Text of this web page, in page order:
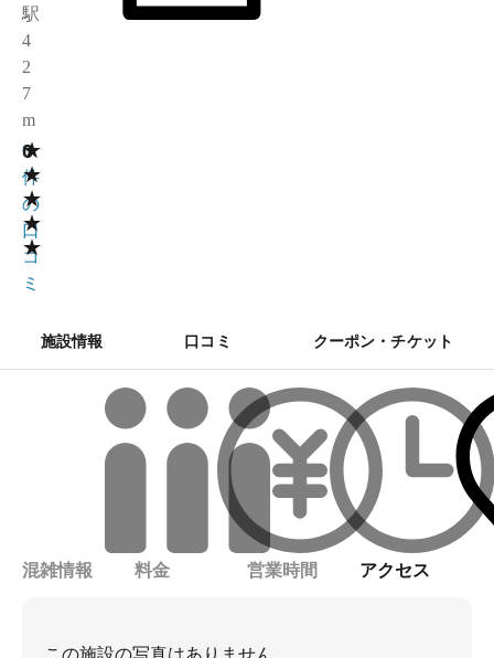
駅
4
2
7
m
★
★
★
★
★
0
0
件
の
口
コ
ミ
施設情報 口コミ クーポン・チケット
混雑情報 料金 営業時間 アクセス
この施設の写真はありません